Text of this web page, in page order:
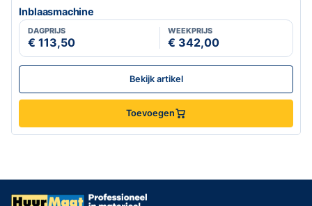
Inblaasmachine
DAGPRIJS
€ 113,50
WEEKPRIJS
€ 342,00
Bekijk artikel
Toevoegen